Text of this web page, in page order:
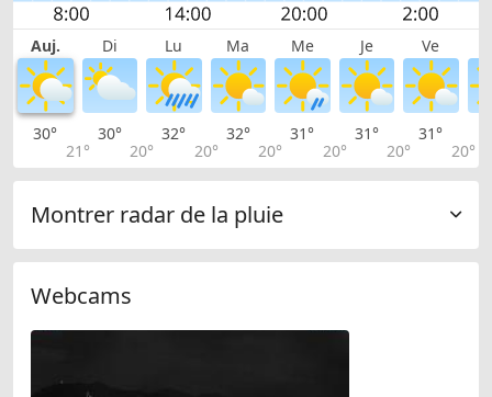
Auj. Di Lu Ma Me Je Ve
30°
21°
30°
20°
32°
20°
32°
20°
31°
20°
31°
20°
31°
20°
Montrer radar de la pluie
Webcams